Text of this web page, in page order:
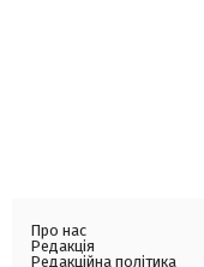
Про нас
Редакція
Редакційна політика